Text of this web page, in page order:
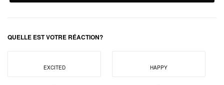
QUELLE EST VOTRE RÉACTION?
EXCITED HAPPY